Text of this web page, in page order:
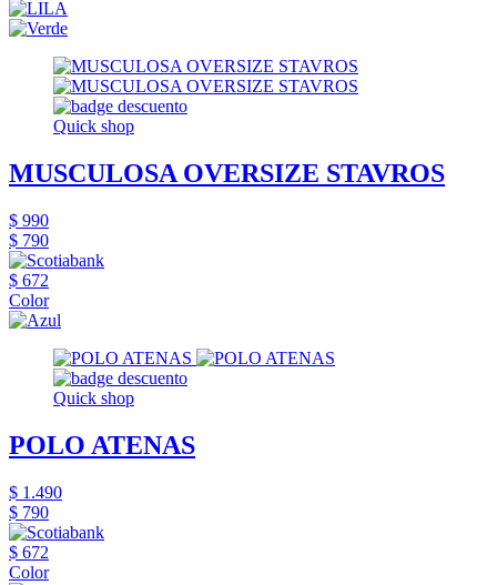
Quick shop
MUSCULOSA OVERSIZE STAVROS
$ 990
$ 790
$ 672
Color
Quick shop
POLO ATENAS
$ 1.490
$ 790
$ 672
Color